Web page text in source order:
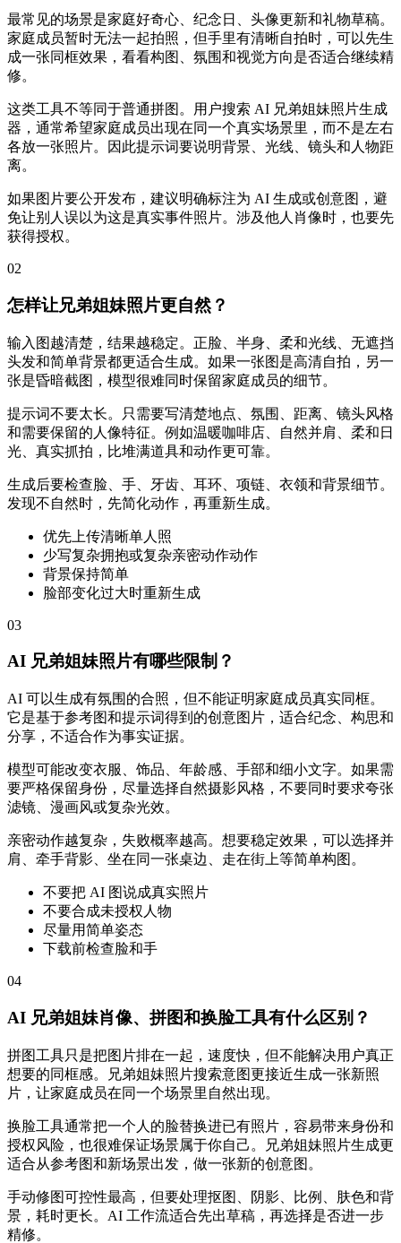
最常见的场景是家庭好奇心、纪念日、头像更新和礼物草稿。
家庭成员暂时无法一起拍照，但手里有清晰自拍时，可以先生
成一张同框效果，看看构图、氛围和视觉方向是否适合继续精
修。
这类工具不等同于普通拼图。用户搜索 AI 兄弟姐妹照片生成
器，通常希望家庭成员出现在同一个真实场景里，而不是左右
各放一张照片。因此提示词要说明背景、光线、镜头和人物距
离。
如果图片要公开发布，建议明确标注为 AI 生成或创意图，避
免让别人误以为这是真实事件照片。涉及他人肖像时，也要先
获得授权。
02
怎样让兄弟姐妹照片更自然？
输入图越清楚，结果越稳定。正脸、半身、柔和光线、无遮挡
头发和简单背景都更适合生成。如果一张图是高清自拍，另一
张是昏暗截图，模型很难同时保留家庭成员的细节。
提示词不要太长。只需要写清楚地点、氛围、距离、镜头风格
和需要保留的人像特征。例如温暖咖啡店、自然并肩、柔和日
光、真实抓拍，比堆满道具和动作更可靠。
生成后要检查脸、手、牙齿、耳环、项链、衣领和背景细节。
发现不自然时，先简化动作，再重新生成。
优先上传清晰单人照
少写复杂拥抱或复杂亲密动作动作
背景保持简单
脸部变化过大时重新生成
03
AI 兄弟姐妹照片有哪些限制？
AI 可以生成有氛围的合照，但不能证明家庭成员真实同框。
它是基于参考图和提示词得到的创意图片，适合纪念、构思和
分享，不适合作为事实证据。
模型可能改变衣服、饰品、年龄感、手部和细小文字。如果需
要严格保留身份，尽量选择自然摄影风格，不要同时要求夸张
滤镜、漫画风或复杂光效。
亲密动作越复杂，失败概率越高。想要稳定效果，可以选择并
肩、牵手背影、坐在同一张桌边、走在街上等简单构图。
不要把 AI 图说成真实照片
不要合成未授权人物
尽量用简单姿态
下载前检查脸和手
04
AI 兄弟姐妹肖像、拼图和换脸工具有什么区别？
拼图工具只是把图片排在一起，速度快，但不能解决用户真正
想要的同框感。兄弟姐妹照片搜索意图更接近生成一张新照
片，让家庭成员在同一个场景里自然出现。
换脸工具通常把一个人的脸替换进已有照片，容易带来身份和
授权风险，也很难保证场景属于你自己。兄弟姐妹照片生成更
适合从参考图和新场景出发，做一张新的创意图。
手动修图可控性最高，但要处理抠图、阴影、比例、肤色和背
景，耗时更长。AI 工作流适合先出草稿，再选择是否进一步
精修。